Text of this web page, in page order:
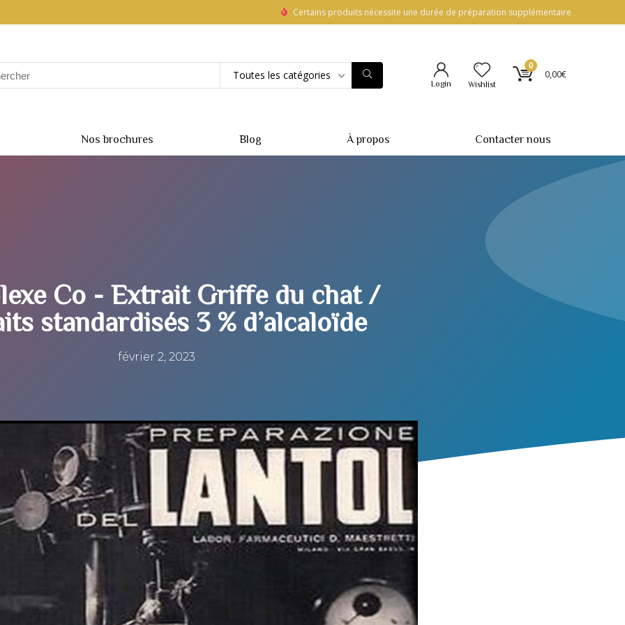
Certains produits nécessite une durée de préparation supplémentaire
Toutes les catégories
Login Wishlist
0
0,00€
Nos brochures Blog À propos Contacter nous
Co - Extrait Griffe du chat /
standardisés 3 % d’alcaloïde
février 2, 2023